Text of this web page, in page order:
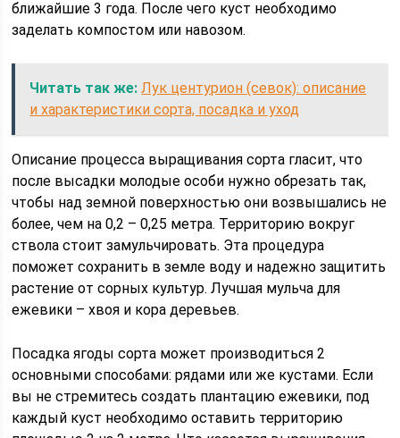
ближайшие 3 года. После чего куст необходимо
заделать компостом или навозом.
Читать так же: Лук центурион (севок): описание
и характеристики сорта, посадка и уход
Описание процесса выращивания сорта гласит, что
после высадки молодые особи нужно обрезать так,
чтобы над земной поверхностью они возвышались не
более, чем на 0,2 – 0,25 метра. Территорию вокруг
ствола стоит замульчировать. Эта процедура
поможет сохранить в земле воду и надежно защитить
растение от сорных культур. Лучшая мульча для
ежевики – хвоя и кора деревьев.
Посадка ягоды сорта может производиться 2
основными способами: рядами или же кустами. Если
вы не стремитесь создать плантацию ежевики, под
каждый куст необходимо оставить территорию